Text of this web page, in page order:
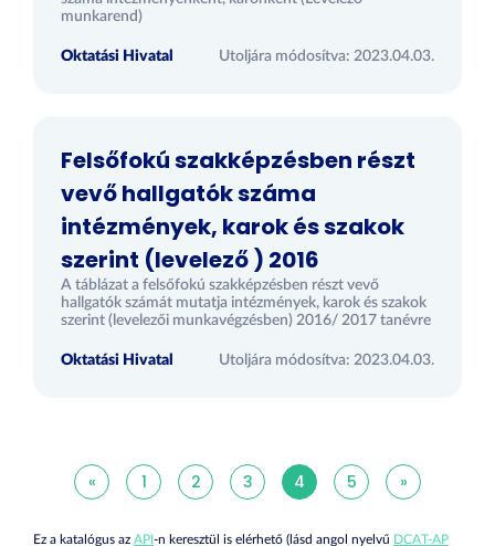
munkarend)
Oktatási Hivatal Utoljára módosítva: 2023.04.03.
Felsőfokú szakképzésben részt
vevő hallgatók száma
intézmények, karok és szakok
szerint (levelező ) 2016
A táblázat a felsőfokú szakképzésben részt vevő
hallgatók számát mutatja intézmények, karok és szakok
szerint (levelezői munkavégzésben) 2016/ 2017 tanévre
Oktatási Hivatal Utoljára módosítva: 2023.04.03.
« 1 2 3 4 5 »
Ez a katalógus az API-n keresztül is elérhető (lásd angol nyelvű DCAT-AP